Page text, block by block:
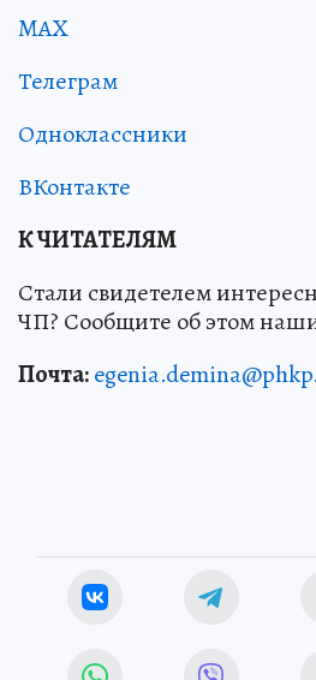
MAX
Телеграм
Одноклассники
ВКонтакте
К ЧИТАТЕЛЯМ
Стали свидетелем
ЧП? Сообщите об этом
Почта: